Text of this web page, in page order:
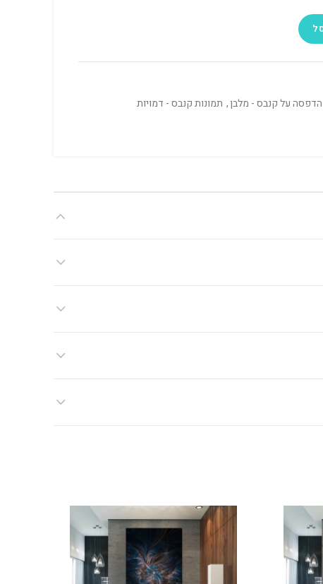
הדפסה על קנבס - מלבן, תמונות קנבס - דמויות